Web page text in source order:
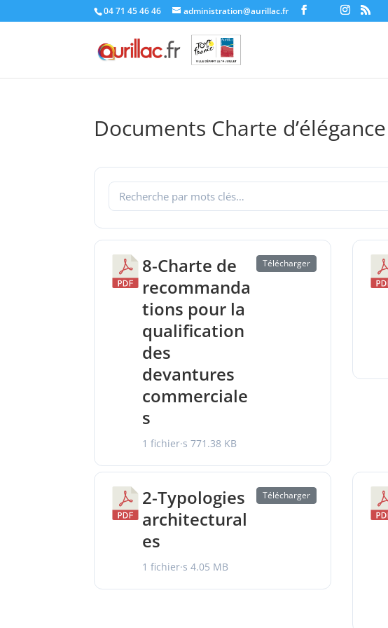
04 71 45 46 46 administration@aurillac.fr
Documents Charte
8-Charte de
recommanda
tions pour la
qualification
des
devantures
commerciale
s
1 fichier·s771.38 KB
Télécharger
2-Typologies
architectural
es
1 fichier·s4.05 MB
Télécharger